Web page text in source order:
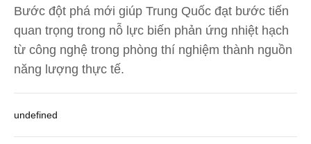
Bước đột phá mới giúp Trung Quốc đạt bước tiến
quan trọng trong nỗ lực biến phản ứng nhiệt hạch
từ công nghệ trong phòng thí nghiệm thành nguồn
năng lượng thực tế.
undefined